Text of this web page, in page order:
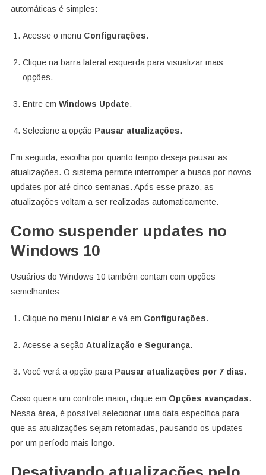
automáticas é simples:
Acesse o menu Configurações.
Clique na barra lateral esquerda para visualizar mais
opções.
Entre em Windows Update.
Selecione a opção Pausar atualizações.
Em seguida, escolha por quanto tempo deseja pausar as
atualizações. O sistema permite interromper a busca por novos
updates por até cinco semanas. Após esse prazo, as
atualizações voltam a ser realizadas automaticamente.
Como suspender updates no
Windows 10
Usuários do Windows 10 também contam com opções
semelhantes:
Clique no menu Iniciare vá em Configurações.
Acesse a seção Atualização e Segurança.
Você verá a opção para Pausar atualizações por 7 dias.
Caso queira um controle maior, clique em Opções avançadas.
Nessa área, é possível selecionar uma data específica para
que as atualizações sejam retomadas, pausando os updates
por um período mais longo.